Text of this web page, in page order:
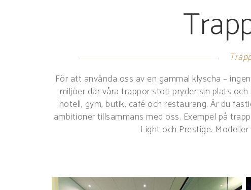
För att använda oss av en gammal klyscha –
miljöer där våra trappor stolt pryder sin plats
hotell, gym, butik, café och restaurang. Är du
ambitioner tillsammans med oss. Exempel på
Light och Prestige.